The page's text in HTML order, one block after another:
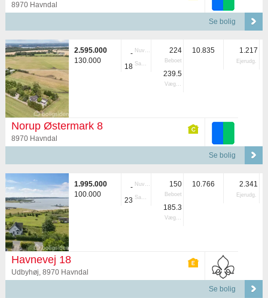
8970 Havndal
Se bolig
2.595.000
130.000
- Nuvær.
18 Samlet
224
Beboet
239.5
Vægtet
10.835 1.217
Ejerudg.
Norup Østermark 8
8970 Havndal
Se bolig
1.995.000
100.000
- Nuvær.
23 Samlet
150
Beboet
185.3
Vægtet
10.766 2.341
Ejerudg.
Havnevej 18
Udbyhøj, 8970 Havndal
Se bolig